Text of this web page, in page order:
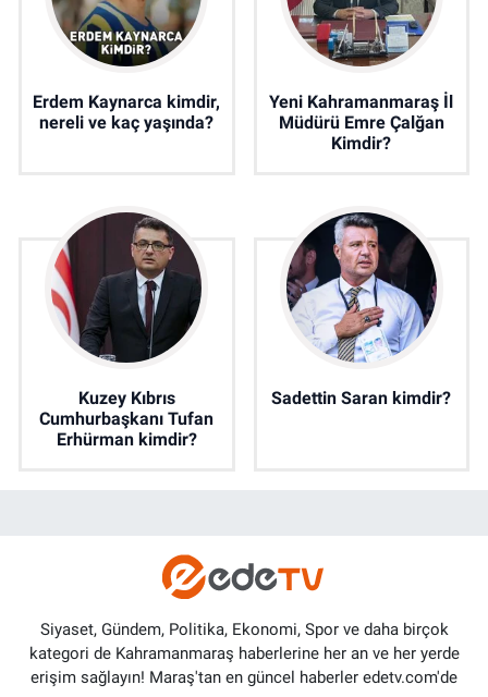
Erdem Kaynarca kimdir,
nereli ve kaç yaşında?
Yeni Kahramanmaraş İl
Müdürü Emre Çalğan
Kimdir?
Kuzey Kıbrıs
Cumhurbaşkanı Tufan
Erhürman kimdir?
Sadettin Saran kimdir?
Siyaset, Gündem, Politika, Ekonomi, Spor ve daha birçok
kategori de Kahramanmaraş haberlerine her an ve her yerde
erişim sağlayın! Maraş'tan en güncel haberler edetv.com'de